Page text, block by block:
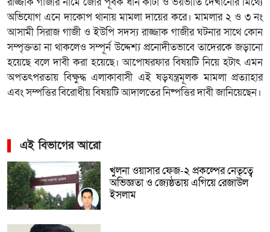
অভিযোগ এনে দাকোপ থানায় মামলা দায়ের করে। মামলার ২ ও ৩ নং
আসামী সিরাজ গাজী ও ইউপি সদস্য রাজ্জাক গাজীর ঘটনার সাথে কোন
সম্পৃক্ততা না থাকলেও সম্পূর্ন উদ্দেশ্য প্রনোদীতভাবে তাদেরকে জড়ানো
হয়েছে বলে দাবী করা হয়েছে। আপোষরফার বিষয়টি নিয়ে হটাৎ এমন
অপতৎপরতায় বিক্ষুদ্ধ এলাকাবাসী এই ষড়যন্ত্রমূলক মামলা প্রত্যাহার
এবং সম্পত্তির বিরোধীয় বিষয়টি আদালতের নিষ্পত্তির দাবী জানিয়েছেন।
এই বিভাগের আরো
খুলনা ওয়াসার ফেজ-২ প্রকল্পের নেতৃত্বে
অভিজ্ঞতা ও জ্যেষ্ঠতায় এগিয়ে রেজাউল
ইসলাম